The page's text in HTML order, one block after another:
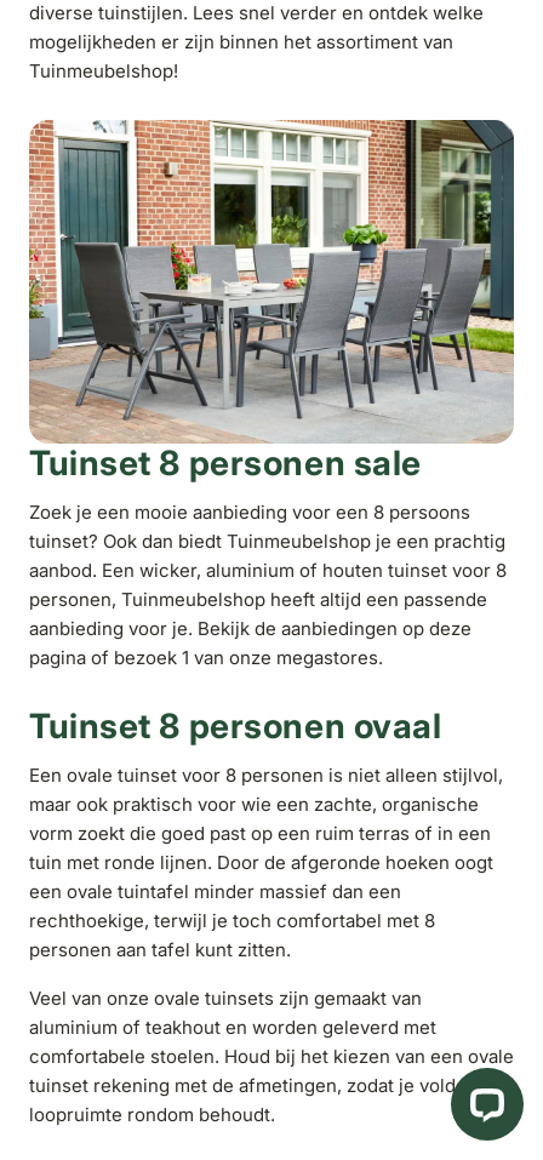
diverse tuinstijlen. Lees snel verder en ontdek welke
mogelijkheden er zijn binnen het assortiment van
Tuinmeubelshop!
Tuinset 8 personen sale
Zoek je een mooie aanbieding voor een 8 persoons
tuinset? Ook dan biedt Tuinmeubelshop je een prachtig
aanbod. Een wicker, aluminium of houten tuinset voor 8
personen, Tuinmeubelshop heeft altijd een passende
aanbieding voor je. Bekijk de aanbiedingen op deze
pagina of bezoek 1 van onze megastores.
Tuinset 8 personen ovaal
Een ovale tuinset voor 8 personen is niet alleen stijlvol,
maar ook praktisch voor wie een zachte, organische
vorm zoekt die goed past op een ruim terras of in een
tuin met ronde lijnen. Door de afgeronde hoeken oogt
een ovale tuintafel minder massief dan een
rechthoekige, terwijl je toch comfortabel met 8
personen aan tafel kunt zitten.
Veel van onze ovale tuinsets zijn gemaakt van
aluminium of teakhout en worden geleverd met
comfortabele stoelen. Houd bij het kiezen van een ovale
tuinset rekening met de afmetingen, zodat je voldoende
loopruimte rondom behoudt.